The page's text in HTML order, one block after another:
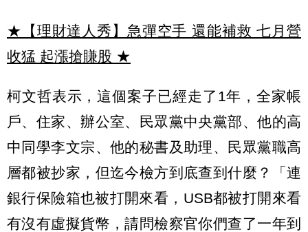
★【理財達人秀】急彈空手 還能補救 七月營
收猛 起漲搶賺股 ★
柯文哲表示，這個案子已經走了1年，全家帳
戶、住家、辦公室、民眾黨中央黨部、他的高
中同學李文宗、他的秘書及助理、民眾黨職高
層都被抄家，但迄今檢方到底查到什麼？「連
銀行保險箱也被打開來看，USB都被打開來看
有沒有虛擬貨幣，請問檢察官你們查了一年到